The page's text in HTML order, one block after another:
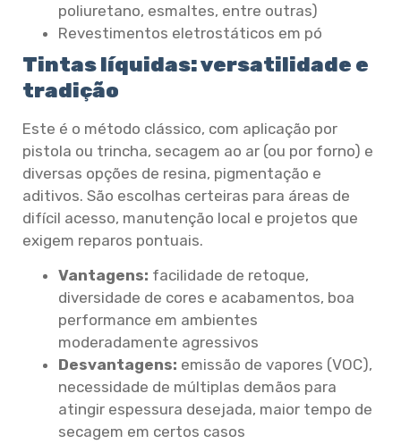
poliuretano, esmaltes, entre outras)
Revestimentos eletrostáticos em pó
Tintas líquidas: versatilidade e
tradição
Este é o método clássico, com aplicação por
pistola ou trincha, secagem ao ar (ou por forno) e
diversas opções de resina, pigmentação e
aditivos. São escolhas certeiras para áreas de
difícil acesso, manutenção local e projetos que
exigem reparos pontuais.
Vantagens: facilidade de retoque,
diversidade de cores e acabamentos, boa
performance em ambientes
moderadamente agressivos
Desvantagens: emissão de vapores (VOC),
necessidade de múltiplas demãos para
atingir espessura desejada, maior tempo de
secagem em certos casos